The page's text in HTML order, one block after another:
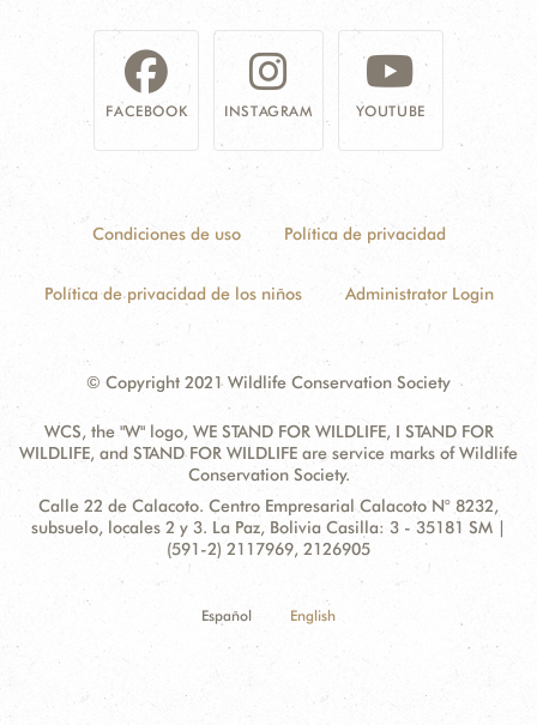
FACEBOOK INSTAGRAM YOUTUBE
Condiciones de uso Política de privacidad
Política de privacidad de los niños Administrator Login
© Copyright 2021 Wildlife Conservation Society
WCS, the "W" logo, WE STAND FOR WILDLIFE, I STAND FOR
WILDLIFE, and STAND FOR WILDLIFE are service marks of Wildlife
Conservation Society.
Contact
Information
Address:
Calle 22 de Calacoto. Centro Empresarial Calacoto N° 8232,
subsuelo, locales 2 y 3. La Paz, Bolivia Casilla: 3 - 35181 SM |
(591-2) 2117969, 2126905
Español English